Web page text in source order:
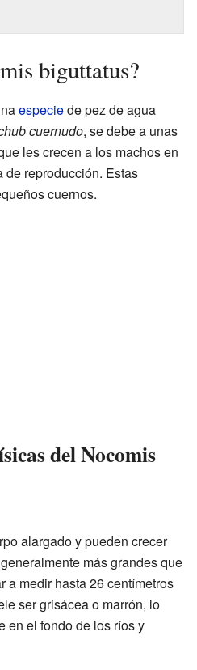
biguttatus?
especiede pez de agua
cuernudo, se debe a unas
les crecen a los machos en
de reproducción. Estas
cuernos.
del Nocomis
alargado y pueden crecer
más grandes que
a medir hasta 26 centímetros
ser grisácea o marrón, lo
en el fondo de los ríos y